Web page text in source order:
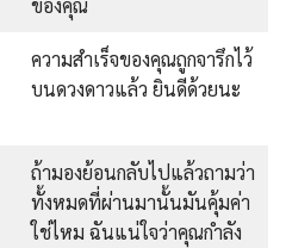
ของคุณ
ความสำเร็จของคุณถูกจารึกไว้
บนดวงดาวแล้ว ยินดีด้วยนะ
ถ้ามองย้อนกลับไปแล้วถามว่า
ทั้งหมดที่ผ่านมานั้นมันคุ้มค่า
ใช่ไหม ฉันแน่ใจว่าคุณกำลัง